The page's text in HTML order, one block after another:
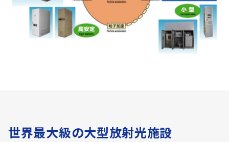
世界最大級の大型放射光施設